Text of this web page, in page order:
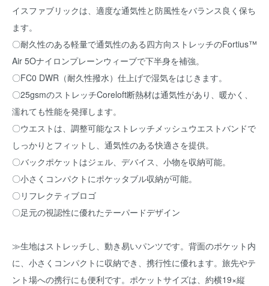
イスファブリックは、適度な通気性と防風性をバランス良く保ち
ます。
〇耐久性のある軽量で通気性のある四方向ストレッチのFortius™
Air 5Oナイロンプレーンウィーブで下半身を補強。
〇FC0 DWR（耐久性撥水）仕上げで湿気をはじきます。
〇25gsmのストレッチCoreloft断熱材は通気性があり、暖かく、
濡れても性能を発揮します。
〇ウエストは、調整可能なストレッチメッシュウエストバンドで
しっかりとフィットし、通気性のある快適さを提供。
〇バックポケットはジェル、デバイス、小物を収納可能。
〇小さくコンパクトにポケッタブル収納が可能。
〇リフレクティブロゴ
〇足元の視認性に優れたテーパードデザイン
≫生地はストレッチし、動き易いパンツです。背面のポケット内
に、小さくコンパクトに収納でき、携行性に優れます。旅先やテ
ント場への携行にも便利です。ポケットサイズは、約横19×縦